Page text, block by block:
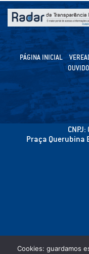
PÁGINA INICIAL
Praça Querubina
Cookies: guardamos